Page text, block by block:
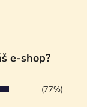
e-shop?
(77%)